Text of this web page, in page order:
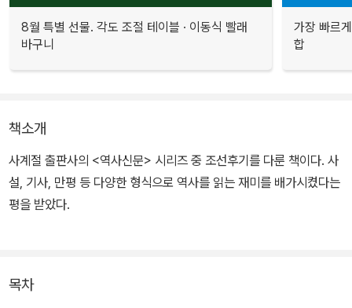
8월 특별 선물. 각도 조절 테이블 · 이동식 빨래
바구니
가장 빠르
합
책소개
사계절 출판사의 <역사신문> 시리즈 중 조선후기를 다룬 책이다. 사
설, 기사, 만평 등 다양한 형식으로 역사를 읽는 재미를 배가시켰다는
평을 받았다.
목차